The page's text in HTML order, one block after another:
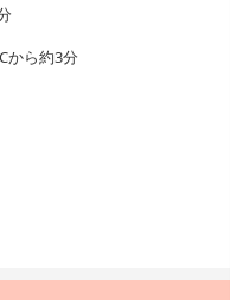
から約3分